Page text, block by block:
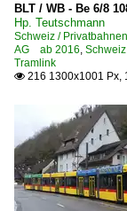
BLT / WB - Be 6/8
Hp. Teutschmann
Schweiz /
AG ab 2016,
Tramlink
 216 1300x1001 Px,